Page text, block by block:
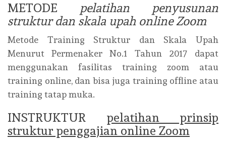
METODE pelatihan penyusunan
struktur dan skala upah online Zoom
Metode Training Struktur dan Skala Upah
Menurut Permenaker No.1 Tahun 2017 dapat
menggunakan fasilitas training zoom atau
training online, dan bisa juga training offline atau
training tatap muka.
INSTRUKTUR pelatihan prinsip
struktur penggajian online Zoom